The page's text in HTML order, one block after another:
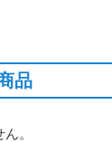
品
。